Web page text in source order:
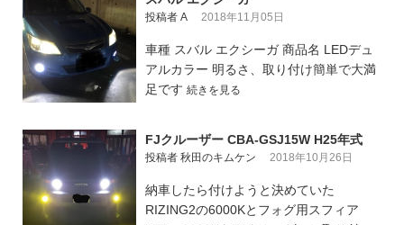
投稿者 A 2018年11月05日
車種 スバル エクシーガ 商品名 LEDデュ
アルカラー 明るさ、取り付け簡単で大満
足です 続きを見る
FJクルーザー CBA-GSJ15W H25年式
投稿者 秋田のキムケン 2018年10月26日
納車したら付けようと決めていた
RIZING2の6000Kとフォグ用スフィア